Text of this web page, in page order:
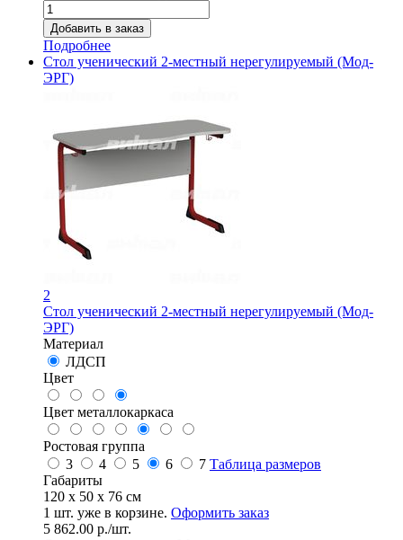
Подробнее
Стол ученический 2-местный нерегулируемый (Мод-
ЭРГ)
2
Стол ученический 2-местный нерегулируемый (Мод-
ЭРГ)
Материал
ЛДСП
Цвет
Цвет металлокаркаса
Ростовая группа
3
4 5 6 7 Таблица размеров
Габариты
120 x 50 x 76 см
1 шт. уже в корзине. Оформить заказ
5 862.00 р./шт.